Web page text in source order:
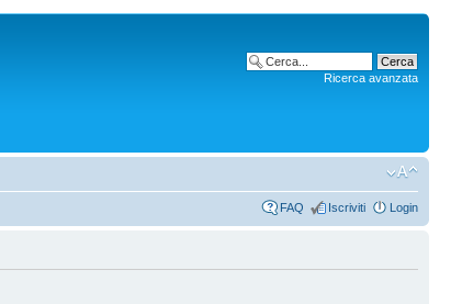
Ricerca avanzata
FAQ Iscriviti Login